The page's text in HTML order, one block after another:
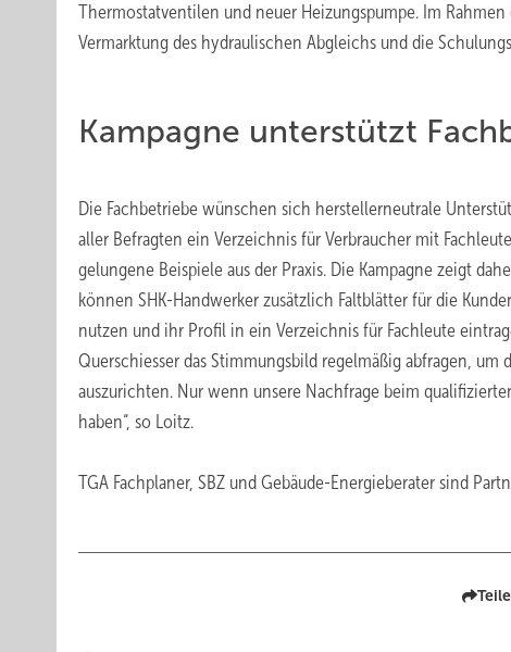
Thermostatventilen und neuer Heizungspumpe. Im
Vermarktung des hydraulischen Abgleichs und die
Kampagne unterstützt
Die Fachbetriebe wünschen sich herstellerneutrale
aller Befragten ein Verzeichnis für Verbraucher mit
gelungene Beispiele aus der Praxis. Die Kampagne zeigt
können SHK-Handwerker zusätzlich Faltblätter für die
nutzen und ihr Profil in ein Verzeichnis für Fachleute
Querschiesser das Stimmungsbild regelmäßig abfragen,
auszurichten. Nur wenn unsere Nachfrage beim
haben“, so Loitz.
TGA Fachplaner, SBZ und Gebäude-Energieberater sind